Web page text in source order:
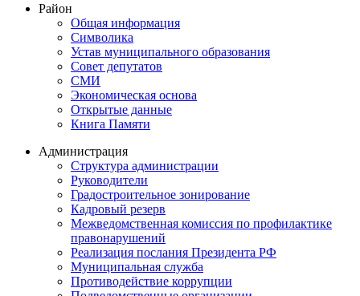
Район
Общая информация
Символика
Устав муниципального образования
Совет депутатов
СМИ
Экономическая основа
Открытые данные
Книга Памяти
Администрация
Структура администрации
Руководители
Градостроительное зонирование
Кадровый резерв
Межведомственная комиссия по профилактике
правонарушений
Реализация послания Президента РФ
Муниципальная служба
Противодействие коррупции